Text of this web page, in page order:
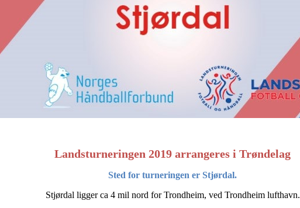
Landsturneringen 2019 arrangeres i Trøndelag
Sted for turneringen er Stjørdal.
Stjørdal ligger ca 4 mil nord for Trondheim, ved Trondheim lufthavn.